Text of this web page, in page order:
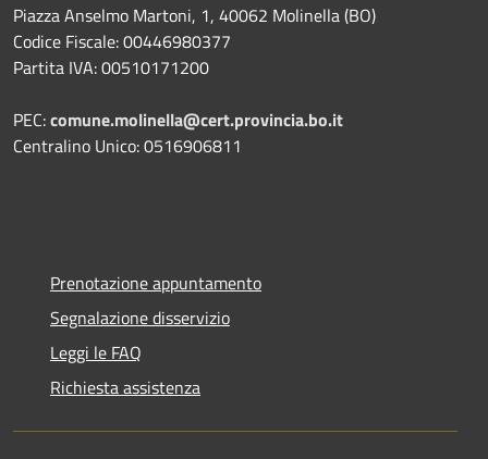
Piazza Anselmo Martoni, 1, 40062 Molinella (BO)
Codice Fiscale: 00446980377
Partita IVA: 00510171200
PEC:comune.molinella@cert.provincia.bo.it
Centralino Unico: 0516906811
Prenotazione appuntamento
Segnalazione disservizio
Leggi le FAQ
Richiesta assistenza